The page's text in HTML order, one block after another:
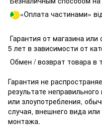
«Оплата частинами»
Гарантия от магазина
5 лет в зависимости от
Обмен / возврат товара в
Гарантия не
результате
или злоупотребления,
случая, внешнего вида
монтажа.